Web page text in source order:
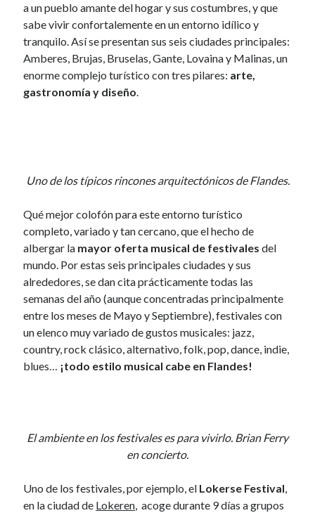
June 2012
April 2012
March 2012
February 2012
January 2012
December 2011
November 2011
October 2011
September 2011
August 2011
July 2011
March 2011
December 2010
October 2010
a un pueblo amante del hogar y sus costumbres, y que
sabe vivir confortalemente en un entorno idílico y
tranquilo. Así se presentan sus seis ciudades principales:
Amberes, Brujas, Bruselas, Gante, Lovaina y Malinas, un
enorme complejo turístico con tres pilares: arte,
gastronomía y diseño.
Uno de los típicos rincones arquitectónicos de Flandes.
Qué mejor colofón para este entorno turístico
completo, variado y tan cercano, que el hecho de
albergar la mayor oferta musical de festivales del
mundo. Por estas seis principales ciudades y sus
alrededores, se dan cita prácticamente todas las
semanas del año (aunque concentradas principalmente
entre los meses de Mayo y Septiembre), festivales con
un elenco muy variado de gustos musicales: jazz,
country, rock clásico, alternativo, folk, pop, dance, indie,
blues… ¡todo estilo musical cabe en Flandes!
El ambiente en los festivales es para vivirlo. Brian Ferry
en concierto.
Uno de los festivales, por ejemplo, el Lokerse Festival,
en la ciudad de Lokeren, acoge durante 9 días a grupos